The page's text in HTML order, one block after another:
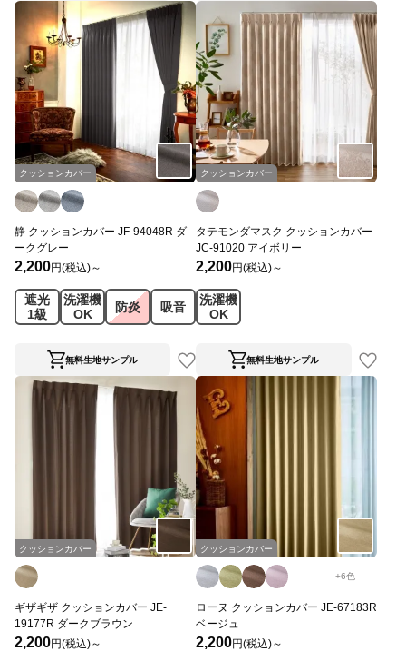
クッションカバー
静 クッションカバー JF-94048R ダ
ークグレー
2,200円(税込)～
遮光
1級
洗濯機
OK
防炎 吸音
無料生地サンプル
クッションカバー
タテモンダマスク クッションカバー
JC-91020 アイボリー
2,200円(税込)～
洗濯機
OK
無料生地サンプル
クッションカバー
ギザギザ クッションカバー JE-
19177R ダークブラウン
2,200円(税込)～
クッションカバー
+6色
ローヌ クッションカバー JE-67183R
ベージュ
2,200円(税込)～